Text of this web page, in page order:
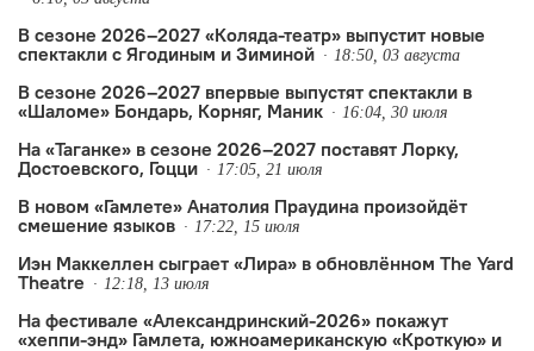
над постановкой Марка Букина,
которую зрители увидят уже
в следующем, 81-м сезоне.
В сезоне 2026–2027 «Коляда-театр» выпустит новые
спектакли с Ягодиным и Зиминой
18:50, 03 августа
В сезоне 2026–2027 впервые выпустят спектакли в
«Шаломе» Бондарь, Корняг, Маник
16:04, 30 июля
На «Таганке» в сезоне 2026–2027 поставят Лорку,
Достоевского, Гоцци
17:05, 21 июля
В новом «Гамлете» Анатолия Праудина произойдёт
смешение языков
17:22, 15 июля
Иэн Маккеллен сыграет «Лира» в обновлённом The Yard
Theatre
12:18, 13 июля
На фестивале «Александринский-2026» покажут
«хеппи-энд» Гамлета, южноамериканскую «Кроткую» и